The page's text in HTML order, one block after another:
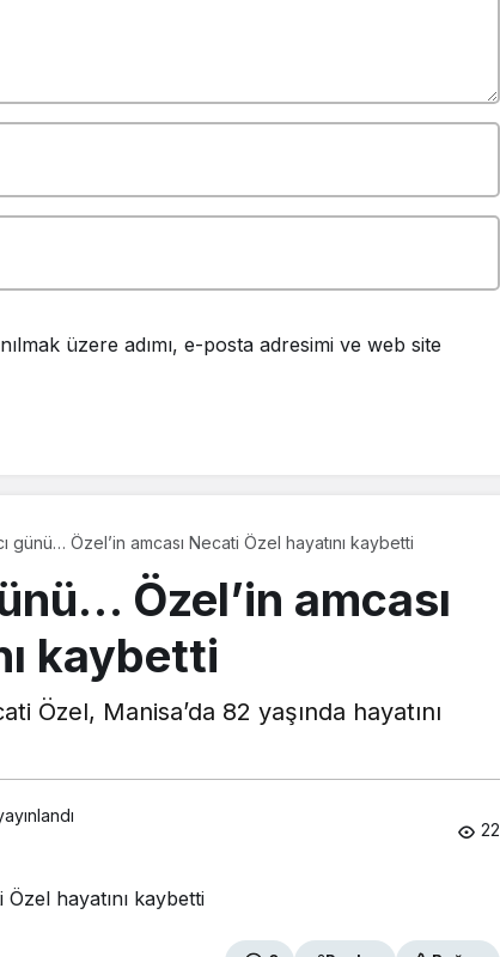
üzere adımı, e-posta adresimi ve web site
günü… Özel’in amcası Necati Özel hayatını kaybetti
Özel’in amcası
kaybetti
Özel, Manisa’da 82 yaşında hayatını
22